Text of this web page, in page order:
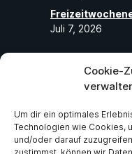
Cookie-
Um dir ein optimales
Technologien wie Cookies,
und/oder darauf
Juli 7, 2026
Folge uns
Abonniere
und folge uns,